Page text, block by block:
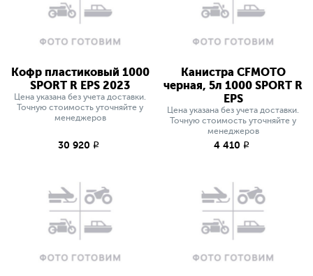
Кофр пластиковый 1000
SPORT R EPS 2023
Цена указана без учета доставки.
Точную стоимость уточняйте у
менеджеров
30 920 q
Канистра CFMOTO
черная, 5л 1000 SPORT R
EPS
Цена указана без учета доставки.
Точную стоимость уточняйте у
менеджеров
4 410 q